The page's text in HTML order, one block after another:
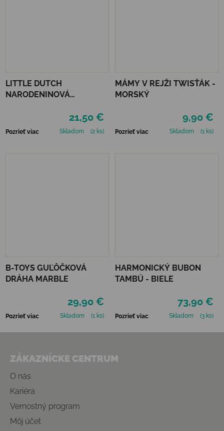
LITTLE DUTCH
NARODENINOVÁ
21,50 €
Pozrieť viac Skladom (2 ks)
MÁMY V REJŽI TWISŤÁK -
MORSKÝ
9,90 €
Pozrieť viac Skladom (1 ks)
B-TOYS GUĽÔČKOVÁ
DRÁHA MARBLE
29,90 €
Pozrieť viac Skladom (1 ks)
HARMONICKÝ BUBON
TAMBÚ - BIELE
73,90 €
Pozrieť viac Skladom (3 ks)
ZÁKAZNÍCKE CENTRUM
O nás
Kariéra
Vernostný program
Môj účet